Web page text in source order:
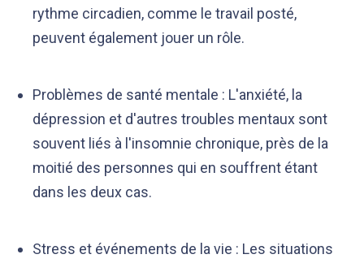
rythme circadien, comme le travail posté,
peuvent également jouer un rôle.
Problèmes de santé mentale : L'anxiété, la
dépression et d'autres troubles mentaux sont
souvent liés à l'insomnie chronique, près de la
moitié des personnes qui en souffrent étant
dans les deux cas.
Stress et événements de la vie : Les situations